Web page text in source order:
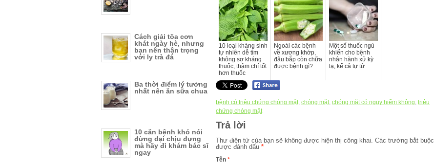
10 loại kháng sinh
tự nhiên dễ tìm
không sợ kháng
thuốc, thậm chí tốt
hơn thuốc
Ngoài các bệnh
về xương khớp,
đậu bắp còn chữa
được bệnh gì?
Một số thuốc ngủ
khiến cho bệnh
nhân hành xử kỳ
lạ, kể cả tự tử
bệnh có triệu chứng chóng mặt chóng mặt chóng mặt có nguy hiểm không triệu
chứng chóng mặt
Trả lời
Thư điện tử của bạn sẽ không được hiện thị công khai. Các trường bắt buộc
được đánh dấu *
Tên *
Cách giải tõa cơn
khát ngày hè, nhưng
bạn nên thận trọng
với ly trà đá
Ba thời điểm lý tưởng
nhất nên ăn sữa chua
10 căn bệnh khó nói
đừng dại chịu đựng
mà hãy đi khám bác sĩ
ngay